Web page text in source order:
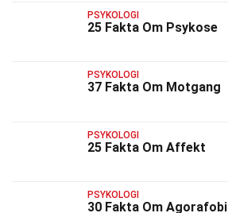
PSYKOLOGI
25 Fakta Om Psykose
PSYKOLOGI
37 Fakta Om Motgang
PSYKOLOGI
25 Fakta Om Affekt
PSYKOLOGI
30 Fakta Om Agorafobi